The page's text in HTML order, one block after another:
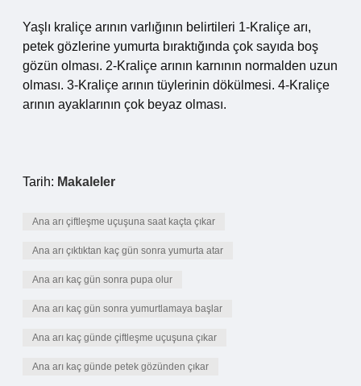
Yaşlı kraliçe arının varlığının belirtileri 1-Kraliçe arı,
petek gözlerine yumurta bıraktığında çok sayıda boş
gözün olması. 2-Kraliçe arının karnının normalden uzun
olması. 3-Kraliçe arının tüylerinin dökülmesi. 4-Kraliçe
arının ayaklarının çok beyaz olması.
Tarih: Makaleler
Ana arı çiftleşme uçuşuna saat kaçta çıkar
Ana arı çıktıktan kaç gün sonra yumurta atar
Ana arı kaç gün sonra pupa olur
Ana arı kaç gün sonra yumurtlamaya başlar
Ana arı kaç günde çiftleşme uçuşuna çıkar
Ana arı kaç günde petek gözünden çıkar